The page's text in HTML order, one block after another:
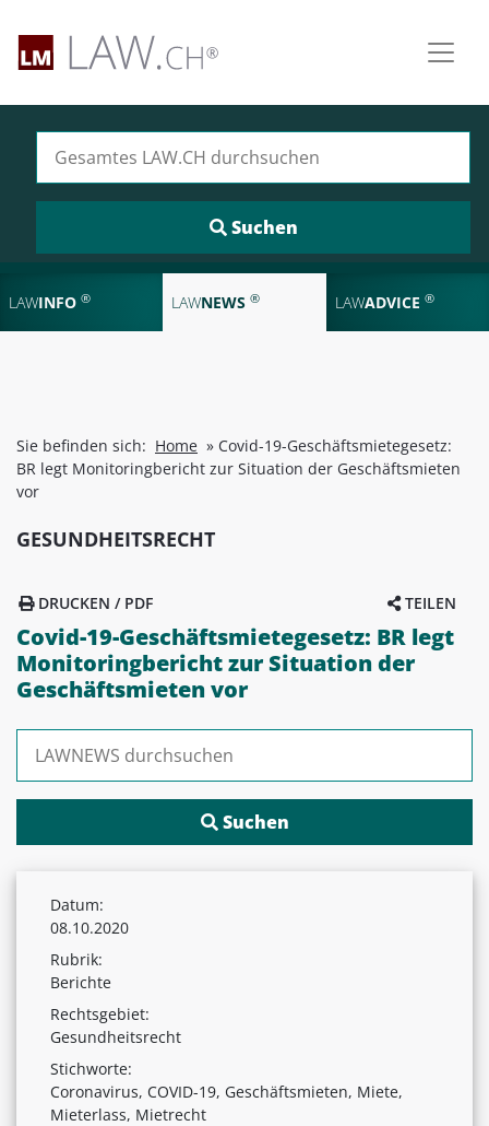
LAWINFO ® LAWNEWS ® LAWADVICE ®
Sie befinden sich: Home » Covid-19-Geschäftsmietegesetz:
BR legt Monitoringbericht zur Situation der Geschäftsmieten
vor
GESUNDHEITSRECHT
TEILEN
DRUCKEN / PDF
Covid-19-Geschäftsmietegesetz: BR legt
Monitoringbericht zur Situation der
Geschäftsmieten vor
Datum:
08.10.2020
Rubrik:
Berichte
Rechtsgebiet:
Gesundheitsrecht
Stichworte:
Coronavirus, COVID-19, Geschäftsmieten, Miete,
Mieterlass, Mietrecht